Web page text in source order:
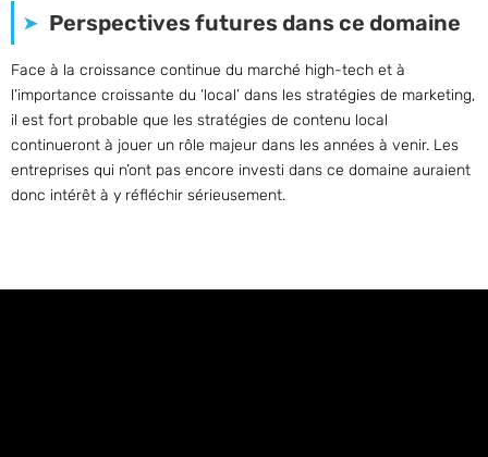
Perspectives futures dans ce domaine
Face à la croissance continue du marché high-tech et à
l’importance croissante du ‘local’ dans les stratégies de marketing,
il est fort probable que les stratégies de contenu local
continueront à jouer un rôle majeur dans les années à venir. Les
entreprises qui n’ont pas encore investi dans ce domaine auraient
donc intérêt à y réfléchir sérieusement.